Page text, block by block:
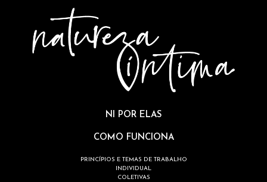
NI POR ELAS
COMO FUNCIONA
PRINCÍPIOS E TEMAS DE TRABALHO
INDIVIDUAL
COLETIVAS